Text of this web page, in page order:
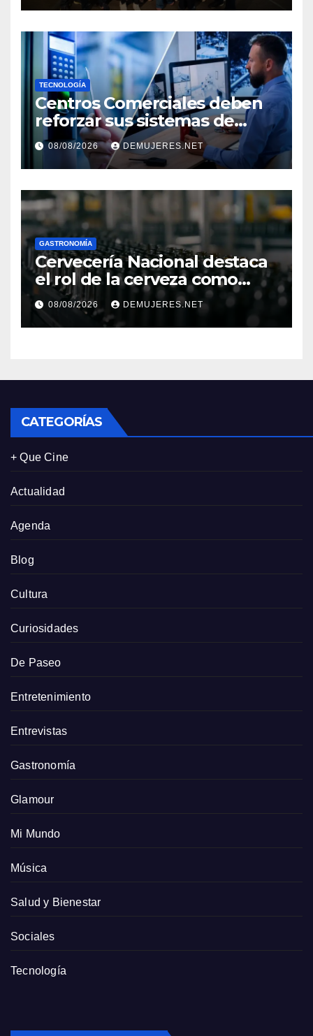
DE VIVIR EL CINE
TECNOLOGÍA
Centros Comerciales deben
reforzar sus sistemas de
seguridad ante el
incremento de visitantes por
el Décimo Tercer Mes
08/08/2026 DEMUJERES.NET
GASTRONOMÍA
Cervecería Nacional destaca
el rol de la cerveza como
motor de desarrollo
económico y sostenibilidad
en Panamá
08/08/2026 DEMUJERES.NET
CATEGORÍAS
+ Que Cine
Actualidad
Agenda
Blog
Cultura
Curiosidades
De Paseo
Entretenimiento
Entrevistas
Gastronomía
Glamour
Mi Mundo
Música
Salud y Bienestar
Sociales
Tecnología